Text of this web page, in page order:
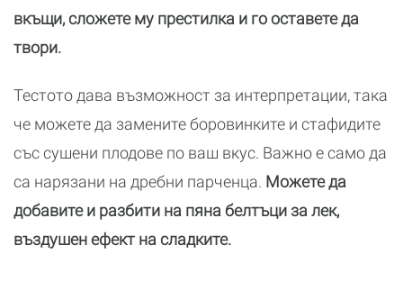
вкъщи, сложете му престилка и го оставете да
твори.
Тестото дава възможност за интерпретации, така
че можете да замените боровинките и стафидите
със сушени плодове по ваш вкус. Важно е само да
са нарязани на дребни парченца. Можете да
добавите и разбити на пяна белтъци за лек,
въздушен ефект на сладките.